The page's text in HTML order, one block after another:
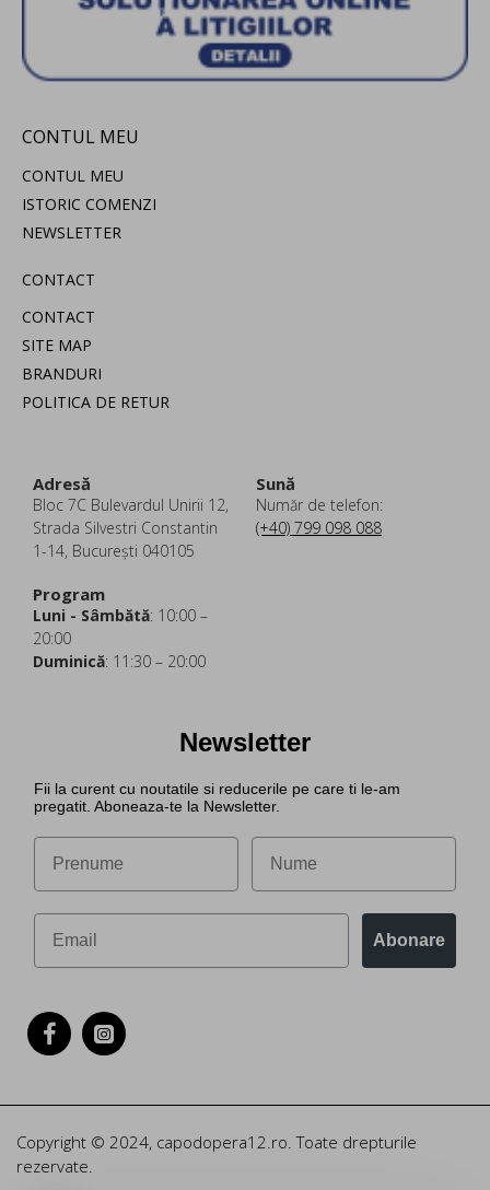
CONTUL MEU
CONTUL MEU
ISTORIC COMENZI
NEWSLETTER
CONTACT
CONTACT
SITE MAP
BRANDURI
POLITICA DE RETUR
Adresă
Bloc 7C Bulevardul Unirii 12,
Strada Silvestri Constantin
1-14, București 040105
Sună
Număr de telefon:
(+40) 799 098 088
Program
Luni - Sâmbătă: 10:00 –
20:00
Duminică: 11:30 – 20:00
Newsletter
Fii la curent cu noutatile si reducerile pe care ti le-am
pregatit. Aboneaza-te la Newsletter.
Abonare
Copyright © 2024, capodopera12.ro. Toate drepturile
rezervate.